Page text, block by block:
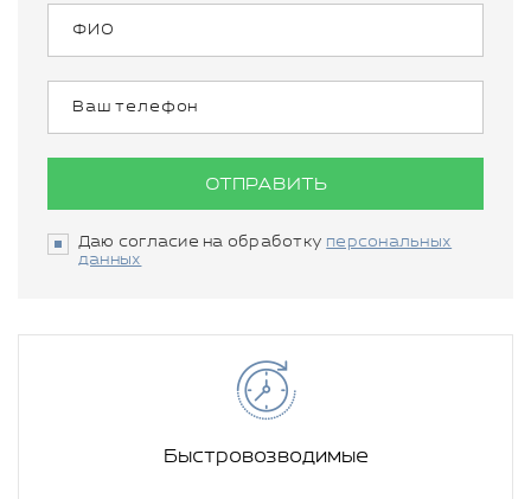
ОТПРАВИТЬ
Даю согласие на обработку персональных
данных
Быстровозводимые